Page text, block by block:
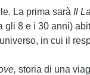
La prima sarà Il
gli 8 e i 30 anni)
in cui il
storia di una